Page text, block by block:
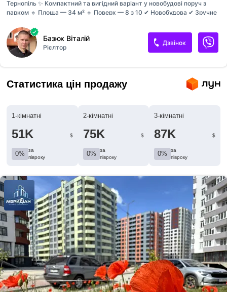
Тернопіль ✨ Компактний та вигідний варіант у новобудові поруч з
парком 🔹 Площа — 34 м² 🔹 Поверх — 8 з 10 ✔ Новобудова ✔ Зручне
Чудово підійде як для проживання, так і під інвестицію
Базюк Віталій
Рієлтор
Дзвінок
Статистика цін продажу
1-кімнатні
51K $
0%
за
півроку
2-кімнатні
75K $
0%
за
півроку
3-кімнатні
87K $
0%
за
півроку